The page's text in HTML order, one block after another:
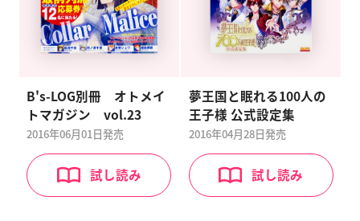
B's-LOG別冊 オトメイ
トマガジン vol.23
2016年06月01日発売
試し読み
夢王国と眠れる100人の
王子様 公式設定集
2016年04月28日発売
試し読み